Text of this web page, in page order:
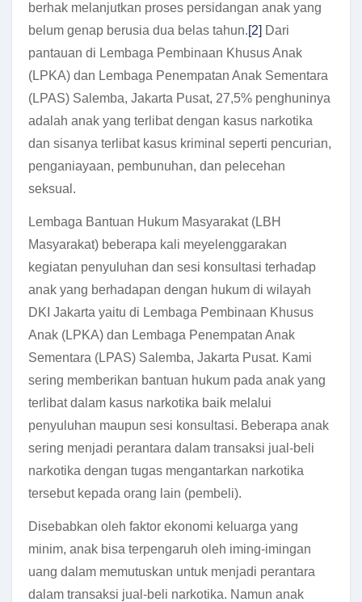
berhak melanjutkan proses persidangan anak yang
belum genap berusia dua belas tahun.[2] Dari
pantauan di Lembaga Pembinaan Khusus Anak
(LPKA) dan Lembaga Penempatan Anak Sementara
(LPAS) Salemba, Jakarta Pusat, 27,5% penghuninya
adalah anak yang terlibat dengan kasus narkotika
dan sisanya terlibat kasus kriminal seperti pencurian,
penganiayaan, pembunuhan, dan pelecehan
seksual.
Lembaga Bantuan Hukum Masyarakat (LBH
Masyarakat) beberapa kali meyelenggarakan
kegiatan penyuluhan dan sesi konsultasi terhadap
anak yang berhadapan dengan hukum di wilayah
DKI Jakarta yaitu di Lembaga Pembinaan Khusus
Anak (LPKA) dan Lembaga Penempatan Anak
Sementara (LPAS) Salemba, Jakarta Pusat. Kami
sering memberikan bantuan hukum pada anak yang
terlibat dalam kasus narkotika baik melalui
penyuluhan maupun sesi konsultasi. Beberapa anak
sering menjadi perantara dalam transaksi jual-beli
narkotika dengan tugas mengantarkan narkotika
tersebut kepada orang lain (pembeli).
Disebabkan oleh faktor ekonomi keluarga yang
minim, anak bisa terpengaruh oleh iming-imingan
uang dalam memutuskan untuk menjadi perantara
dalam transaksi jual-beli narkotika. Namun anak